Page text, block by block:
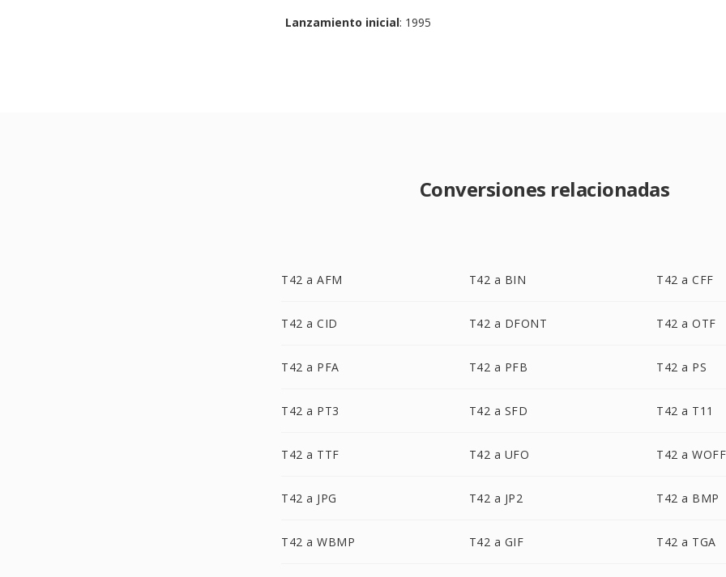
Lanzamiento inicial: 1995
Conversiones relacionadas
T42 a AFM T42 a BIN T42 a CFF
T42 a CID T42 a DFONT T42 a OTF
T42 a PFA T42 a PFB T42 a PS
T42 a PT3 T42 a SFD T42 a T11
T42 a TTF T42 a UFO T42 a WOFF
T42 a JPG T42 a JP2 T42 a BMP
T42 a WBMP T42 a GIF T42 a TGA